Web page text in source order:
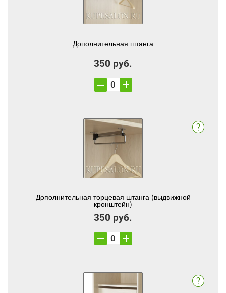
Дополнительная штанга
350 руб.
Дополнительная торцевая штанга (выдвижной
кронштейн)
350 руб.